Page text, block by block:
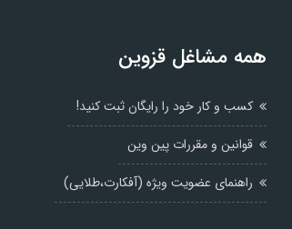
همه مشاغل قزوین
کسب و کار خود را رایگان ثبت کنید!
قوانین و مقررات پین وین
راهنمای عضویت ویژه (آفکارت،طلایی)